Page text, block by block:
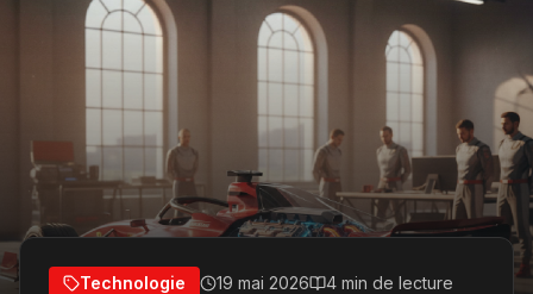
Modèles
Technologie
Lifestyle
Technologie 19 mai 2026 4 min de lecture